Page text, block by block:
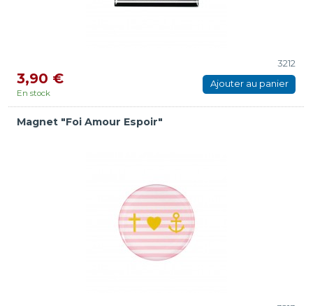
3212
3,90 €
En stock
Ajouter au panier
Magnet "Foi Amour Espoir"